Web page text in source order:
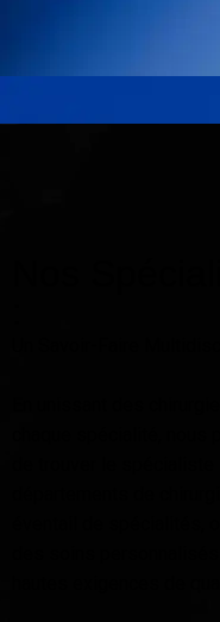
de trouver le